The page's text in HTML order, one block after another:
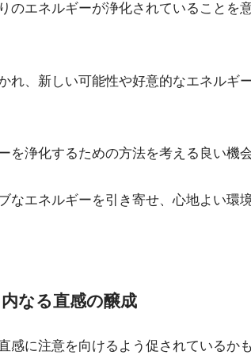
のエネルギーが浄化されていることを
れ、新しい可能性や好意的なエネルギ
浄化するための方法を考える良い機会
なエネルギーを引き寄せ、心地よい環
なる直感の醸成
感に注意を向けるよう促されているか